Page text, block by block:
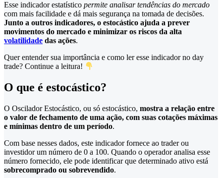
Esse indicador estatístico permite analisar tendências do mercado
com mais facilidade e dá mais segurança na tomada de decisões.
Junto a outros indicadores, o estocástico ajuda a prever
movimentos do mercado e minimizar os riscos da alta
volatilidade das ações.
Quer entender sua importância e como ler esse indicador no day
trade? Continue a leitura!
O que é estocástico?
O Oscilador Estocástico, ou só estocástico, mostra a relação entre
o valor de fechamento de uma ação, com suas cotações máximas
e mínimas dentro de um período.
Com base nesses dados, este indicador fornece ao trader ou
investidor um número de 0 a 100. Quando o operador analisa esse
número fornecido, ele pode identificar que determinado ativo está
sobrecomprado ou sobrevendido.